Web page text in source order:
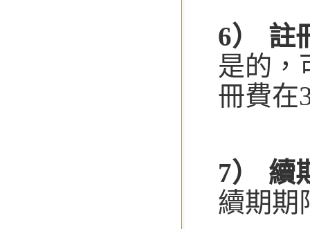
6） 註
是的，
冊費在
7） 續
續期期